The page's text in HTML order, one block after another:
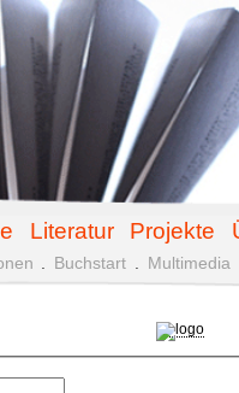
Literatur Projekte
Buchstart Multimedia